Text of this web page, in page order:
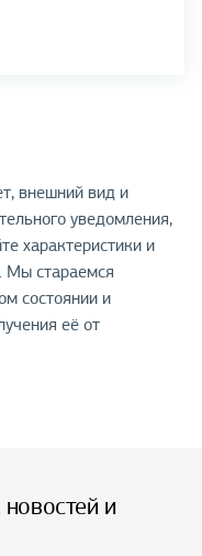
внешний вид и
уведомления,
характеристики и
Мы стараемся
состоянии и
её от
и